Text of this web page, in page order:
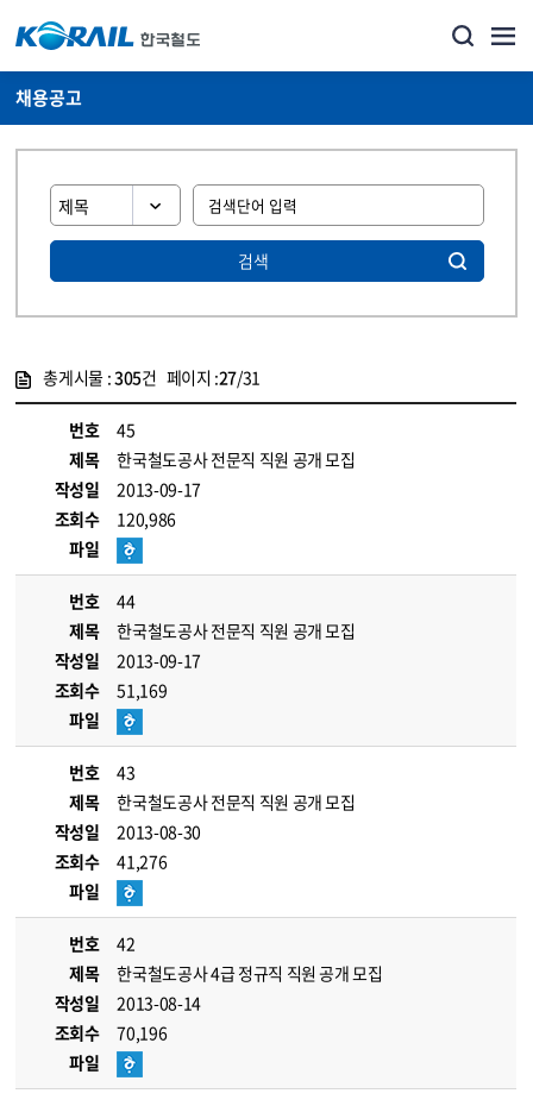
채용공고
검색
총게시물 :305건 페이지 :27/31
번호
45
제목
한국철도공사 전문직 직원 공개 모집
작성일
2013-09-17
조회수
120,986
파일
번호
44
제목
한국철도공사 전문직 직원 공개 모집
작성일
2013-09-17
조회수
51,169
파일
번호
43
제목
한국철도공사 전문직 직원 공개 모집
작성일
2013-08-30
조회수
41,276
파일
번호
42
제목
한국철도공사 4급 정규직 직원 공개 모집
작성일
2013-08-14
조회수
70,196
파일